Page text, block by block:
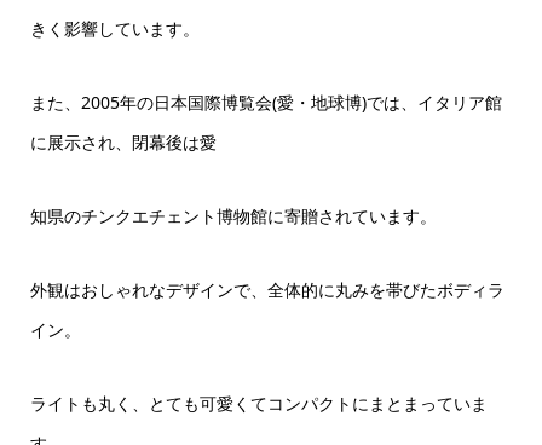
きく影響しています。
また、2005年の日本国際博覧会(愛・地球博)では、イタリア館
に展示され、閉幕後は愛
知県のチンクエチェント博物館に寄贈されています。
外観はおしゃれなデザインで、全体的に丸みを帯びたボディラ
イン。
ライトも丸く、とても可愛くてコンパクトにまとまっていま